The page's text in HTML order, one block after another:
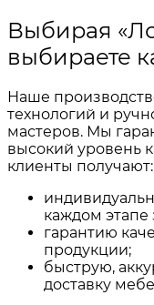
Выбирая
выбираете
Наше
технологий и
мастеров. Мы
высокий уровень
клиенты получают:
каждом этапе
гарантию
продукции;
быструю,
доставку